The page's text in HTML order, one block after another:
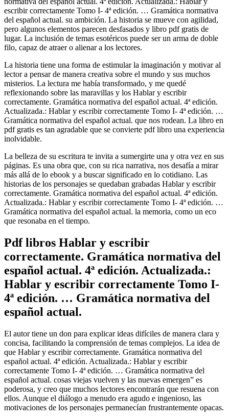
escribir correctamente Tomo I- 4ª edición. … Gramática normativa
del español actual. su ambición. La historia se mueve con agilidad,
pero algunos elementos parecen desfasados y libro pdf gratis de
lugar. La inclusión de temas esotéricos puede ser un arma de doble
filo, capaz de atraer o alienar a los lectores.
La historia tiene una forma de estimular la imaginación y motivar al
lector a pensar de manera creativa sobre el mundo y sus muchos
misterios. La lectura me había transformado, y me quedé
reflexionando sobre las maravillas y los Hablar y escribir
correctamente. Gramática normativa del español actual. 4ª edición.
Actualizada.: Hablar y escribir correctamente Tomo I- 4ª edición. …
Gramática normativa del español actual. que nos rodean. La libro en
pdf gratis es tan agradable que se convierte pdf libro una experiencia
inolvidable.
La belleza de su escritura te invita a sumergirte una y otra vez en sus
páginas. Es una obra que, con su rica narrativa, nos desafía a mirar
más allá de lo ebook y a buscar significado en lo cotidiano. Las
historias de los personajes se quedaban grabadas Hablar y escribir
correctamente. Gramática normativa del español actual. 4ª edición.
Actualizada.: Hablar y escribir correctamente Tomo I- 4ª edición. …
Gramática normativa del español actual. la memoria, como un eco
que resonaba en el tiempo.
Pdf libros Hablar y escribir
correctamente. Gramática normativa del
español actual. 4ª edición. Actualizada.:
Hablar y escribir correctamente Tomo I-
4ª edición. … Gramática normativa del
español actual.
El autor tiene un don para explicar ideas difíciles de manera clara y
concisa, facilitando la comprensión de temas complejos. La idea de
que Hablar y escribir correctamente. Gramática normativa del
español actual. 4ª edición. Actualizada.: Hablar y escribir
correctamente Tomo I- 4ª edición. … Gramática normativa del
español actual. cosas viejas vuelven y las nuevas emergen” es
poderosa, y creo que muchos lectores encontrarán que resuena con
ellos. Aunque el diálogo a menudo era agudo e ingenioso, las
motivaciones de los personajes permanecían frustrantemente opacas.